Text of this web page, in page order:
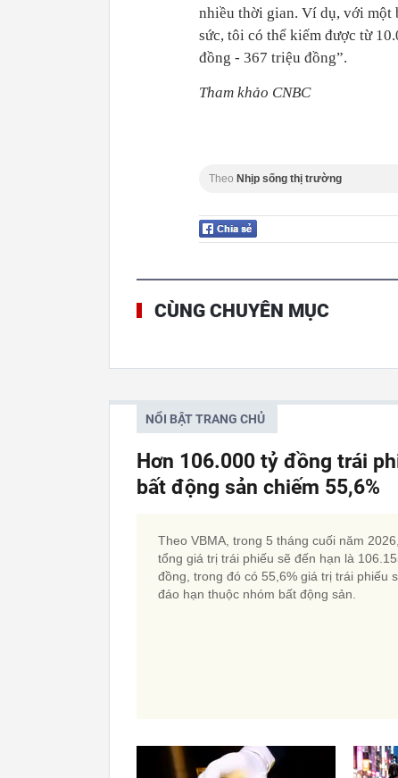
nhiều thời gian. Ví dụ, với một
sức, tôi có thể kiếm được từ
đồng - 367 triệu đồng”.
Tham khảo CNBC
Theo Nhịp sống thị trường
CÙNG CHUYÊN MỤC
NỔI BẬT TRANG CHỦ
Hơn 106.000 tỷ đồng trái
bất động sản chiếm 55,6%
Theo VBMA, trong 5 tháng cuối năm 2026,
tổng giá trị trái phiếu sẽ đến hạn là
đồng, trong đó có 55,6% giá trị trái phiếu
đáo hạn thuộc nhóm bất động sản.